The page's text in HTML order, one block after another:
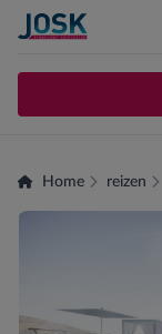
Terug naar de
Home reizen